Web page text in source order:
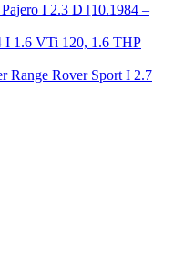
I 2.3 D [10.1984 –
I 1.6 VTi 120, 1.6 THP
Range Rover Sport I 2.7